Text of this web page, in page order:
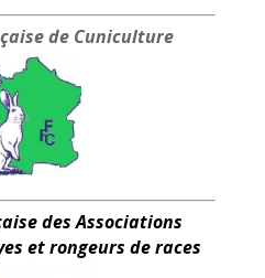
de Cuniculture
des Associations
et rongeurs de races